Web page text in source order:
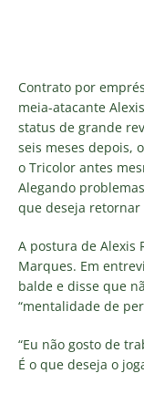
Contrato por
meia-atacante
status de grande
seis meses depois,
o Tricolor antes
Alegando
que deseja retornar
A postura de Alexis
Marques. Em
balde e disse que
“mentalidade de
“Eu não gosto de
É o que deseja o